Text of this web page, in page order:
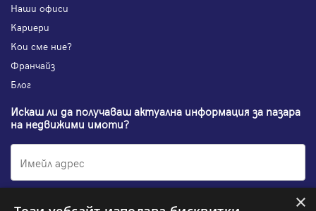
Наши офиси
Кариери
Кои сме ние?
Франчайз
Блог
Искаш ли да получаваш актуална информация за пазара
на недвижими имоти?
×